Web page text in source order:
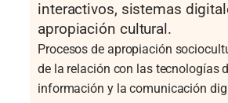
interactivos, sistemas
apropiación cultural.
Procesos de apropiación
de la relación con las tecnologías
información y la comunicación